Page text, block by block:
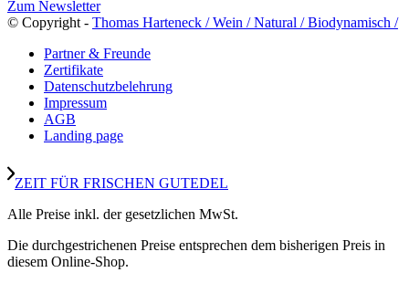
Zum Newsletter
© Copyright - Thomas Harteneck / Wein / Natural / Biodynamisch /
Partner & Freunde
Zertifikate
Datenschutzbelehrung
Impressum
AGB
Landing page
ZEIT FÜR FRISCHEN GUTEDEL
Alle Preise inkl. der gesetzlichen MwSt.
Die durchgestrichenen Preise entsprechen dem bisherigen Preis in
diesem Online-Shop.